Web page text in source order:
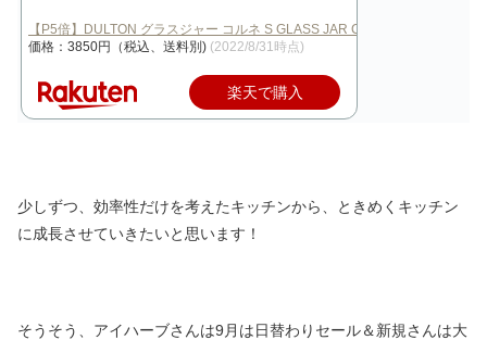
【P5倍】DULTON グラスジャー コルネ S GLASS JAR CORNE…
価格：3850円（税込、送料別) (2022/8/31時点)
楽天で購入
少しずつ、効率性だけを考えたキッチンから、ときめくキッチン
に成長させていきたいと思います！
そうそう、アイハーブさんは9月は日替わりセール＆新規さんは大